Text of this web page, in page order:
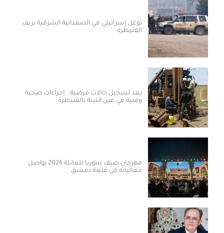
توغل إسرائيلي في الصمدانية الشرقية بريف
القنيطرة
بعد تسجيل حالات مرضية.. إجراءات صحية
وفنية في عين التينة بالقنيطرة
مهرجان صيف سوريا للعائلة 2026 يواصل
فعالياته في قلعة دمشق